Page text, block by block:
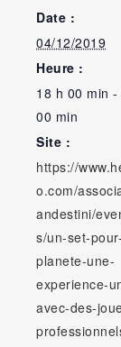
Date :
04/12/2019
Heure :
18 h 00 min -
00 min
Site :
https://
o.com/
andestini/
s/un-set-
planete-une-
experience-
avec-des-